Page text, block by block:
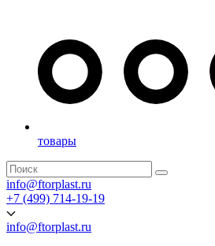
товары
info@ftorplast.ru
+7 (499) 714-19-19
info@ftorplast.ru